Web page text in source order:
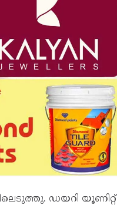
ഡയറി യൂണിറ്റ്